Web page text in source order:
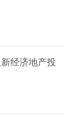
经济地产投